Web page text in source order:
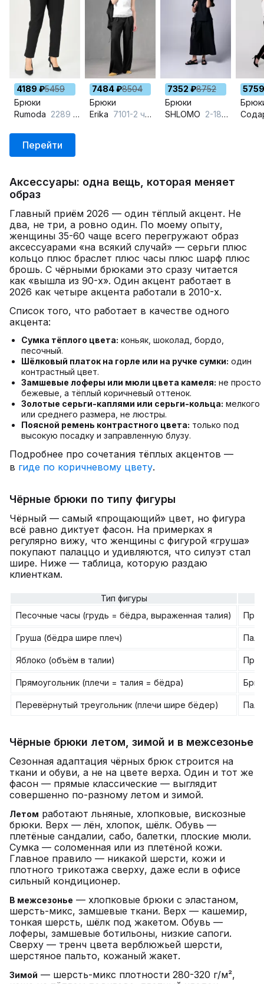
4189 ₽5459
Брюки
Rumoda 2289 черный
7484 ₽8504
Брюки
Erika 7101-2 черный
7352 ₽8752
Брюки
SHLOMO 2-18-147 черный
Перейти
Аксессуары: одна вещь, которая меняет
образ
Главный приём 2026 — один тёплый акцент. Не
два, не три, а ровно один. По моему опыту,
женщины 35-60 чаще всего перегружают образ
аксессуарами «на всякий случай» — серьги плюс
кольцо плюс браслет плюс часы плюс шарф плюс
брошь. С чёрными брюками это сразу читается
как «вышла из 90-х». Один акцент работает в
2026 как четыре акцента работали в 2010-х.
Список того, что работает в качестве одного
акцента:
Сумка тёплого цвета: коньяк, шоколад, бордо,
песочный.
Шёлковый платок на горле или на ручке сумки: один
контрастный цвет.
Замшевые лоферы или мюли цвета камеля: не просто
бежевые, а тёплый коричневый оттенок.
Золотые серьги-каплями или серьги-кольца: мелкого
или среднего размера, не люстры.
Поясной ремень контрастного цвета: только под
высокую посадку и заправленную блузу.
Подробнее про сочетания тёплых акцентов —
в гиде по коричневому цвету.
Чёрные брюки по типу фигуры
Чёрный — самый «прощающий» цвет, но фигура
всё равно диктует фасон. На примерках я
регулярно вижу, что женщины с фигурой «груша»
покупают палаццо и удивляются, что силуэт стал
шире. Ниже — таблица, которую раздаю
клиенткам.
Тип фигуры
Песочные часы (грудь = бёдра, выраженная талия)
Груша (бёдра шире плеч)
Яблоко (объём в талии)
Прямоугольник (плечи = талия = бёдра)
Перевёрнутый треугольник (плечи шире бёдер)
Чёрные брюки летом, зимой и в межсезонье
Сезонная адаптация чёрных брюк строится на
ткани и обуви, а не на цвете верха. Один и тот же
фасон — прямые классические — выглядит
совершенно по-разному летом и зимой.
Летом работают льняные, хлопковые, вискозные
брюки. Верх — лён, хлопок, шёлк. Обувь —
плетёные сандалии, сабо, балетки, плоские мюли.
Сумка — соломенная или из плетёной кожи.
Главное правило — никакой шерсти, кожи и
плотного трикотажа сверху, даже если в офисе
сильный кондиционер.
В межсезонье — хлопковые брюки с эластаном,
шерсть-микс, замшевые ткани. Верх — кашемир,
тонкая шерсть, шёлк под жакетом. Обувь —
лоферы, замшевые ботильоны, низкие сапоги.
Сверху — тренч цвета верблюжьей шерсти,
шерстяное пальто, кожаный жакет.
Зимой — шерсть-микс плотности 280-320 г/м²,